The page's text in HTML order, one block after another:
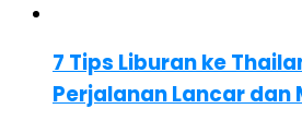
7 Tips Liburan ke
Perjalanan Lancar dan